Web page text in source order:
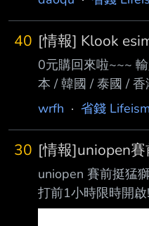
40 [情報] Klook
0元購回來啦~~~
本 / 韓國 / 泰國 /
1GB方案，輸入優
一樣，是折台幣
自行查看瞜 好不好
-
wrfh · 省錢
30 [情報]uniopen
uniopen 賽前挺猛
打前1小時限時開
場) 前1萬名,100%